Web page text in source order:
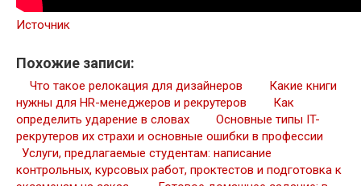
Источник
Похожие записи:
Что такое релокация для дизайнеров
Какие книги
нужны для HR-менеджеров и рекрутеров
Как
определить ударение в словах
Основные типы IT-
рекрутеров их страхи и основные ошибки в профессии
Услуги, предлагаемые студентам: написание
контрольных, курсовых работ, проктестов и подготовка к